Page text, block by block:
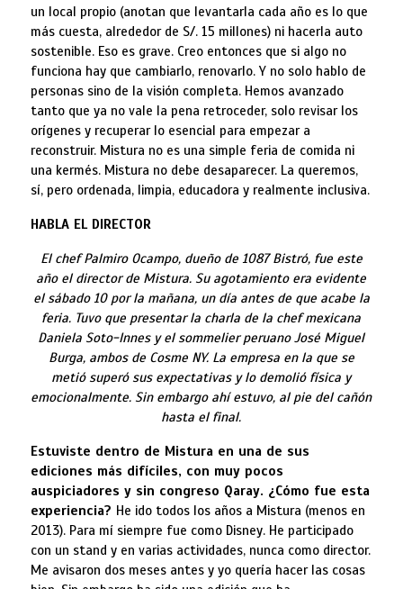
un local propio (anotan que levantarla cada año es lo que
más cuesta, alrededor de S/. 15 millones) ni hacerla auto
sostenible. Eso es grave. Creo entonces que si algo no
funciona hay que cambiarlo, renovarlo. Y no solo hablo de
personas sino de la visión completa. Hemos avanzado
tanto que ya no vale la pena retroceder, solo revisar los
orígenes y recuperar lo esencial para empezar a
reconstruir. Mistura no es una simple feria de comida ni
una kermés. Mistura no debe desaparecer. La queremos,
sí, pero ordenada, limpia, educadora y realmente inclusiva.
HABLA EL DIRECTOR
El chef Palmiro Ocampo, dueño de 1087 Bistró, fue este
año el director de Mistura. Su agotamiento era evidente
el sábado 10 por la mañana, un día antes de que acabe la
feria. Tuvo que presentar la charla de la chef mexicana
Daniela Soto-Innes y el sommelier peruano José Miguel
Burga, ambos de Cosme NY. La empresa en la que se
metió superó sus expectativas y lo demolió física y
emocionalmente. Sin embargo ahí estuvo, al pie del cañón
hasta el final.
Estuviste dentro de Mistura en una de sus
ediciones más difíciles, con muy pocos
auspiciadores y sin congreso Qaray. ¿Cómo fue esta
experiencia? He ido todos los años a Mistura (menos en
2013). Para mí siempre fue como Disney. He participado
con un stand y en varias actividades, nunca como director.
Me avisaron dos meses antes y yo quería hacer las cosas